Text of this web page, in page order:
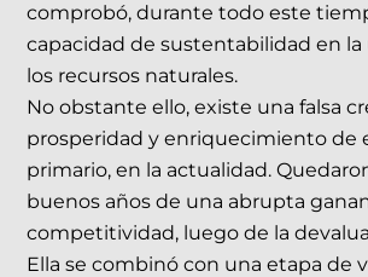
comprobó, durante todo este
capacidad de sustentabilidad en
los recursos naturales.
No obstante ello, existe una falsa
prosperidad y enriquecimiento de
primario, en la actualidad.
buenos años de una abrupta
competitividad, luego de la
Ella se combinó con una etapa de